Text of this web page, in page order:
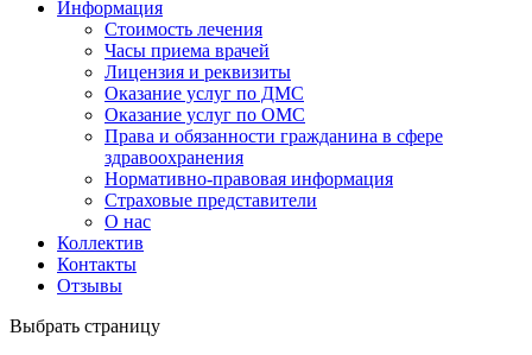
Информация
Стоимость лечения
Часы приема врачей
Лицензия и реквизиты
Оказание услуг по ДМС
Оказание услуг по ОМС
Права и обязанности гражданина в сфере
здравоохранения
Нормативно-правовая информация
Страховые представители
О нас
Коллектив
Контакты
Отзывы
Выбрать страницу